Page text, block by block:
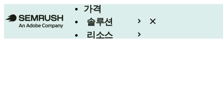
가격
솔루션
리소스